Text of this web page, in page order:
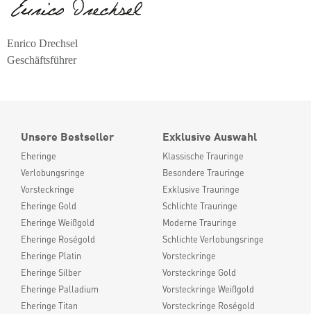
Enrico Drechsel
Geschäftsführer
Unsere Bestseller
Eheringe
Verlobungsringe
Vorsteckringe
Eheringe Gold
Eheringe Weißgold
Eheringe Roségold
Eheringe Platin
Eheringe Silber
Eheringe Palladium
Eheringe Titan
Exklusive Auswahl
Klassische Trauringe
Besondere Trauringe
Exklusive Trauringe
Schlichte Trauringe
Moderne Trauringe
Schlichte Verlobungsringe
Vorsteckringe
Vorsteckringe Gold
Vorsteckringe Weißgold
Vorsteckringe Roségold